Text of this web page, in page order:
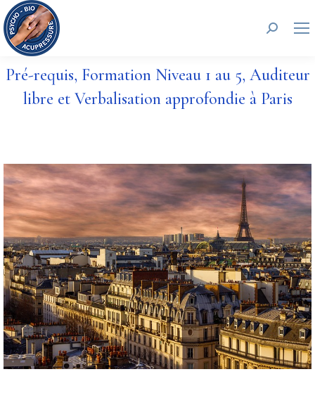
Pré-requis, Formation Niveau 1 au 5, Auditeur
libre et Verbalisation approfondie à Paris